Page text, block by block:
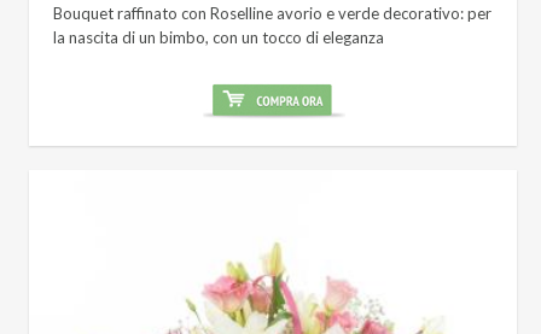
Bouquet raffinato con Roselline avorio e verde decorativo: per
la nascita di un bimbo, con un tocco di eleganza